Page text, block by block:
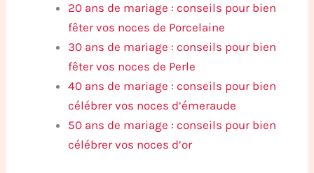
20 ans de mariage : conseils pour bien
fêter vos noces de Porcelaine
30 ans de mariage : conseils pour bien
fêter vos noces de Perle
40 ans de mariage : conseils pour bien
célébrer vos noces d’émeraude
50 ans de mariage : conseils pour bien
célébrer vos noces d’or